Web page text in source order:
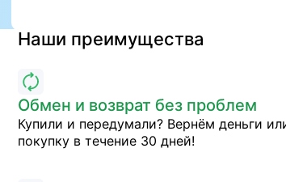
Наши преимущества
Обмен и возврат без проблем
Купили и передумали? Вернём деньги
покупку в течение 30 дней!